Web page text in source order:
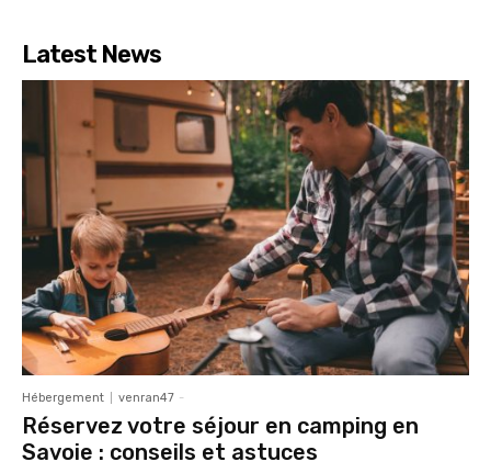
Latest News
Hébergement venran47 -
Réservez votre séjour en camping en
Savoie : conseils et astuces